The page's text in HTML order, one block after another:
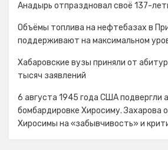
Анадырь отпраздновал своё 137-
Объёмы топлива на нефтебазах в
поддерживают на максимальном
Хабаровские вузы приняли от
тысяч заявлений
6 августа 1945 года США подвергли
бомбардировке Хиросиму. Захарова
Хиросимы на «забывчивость» и